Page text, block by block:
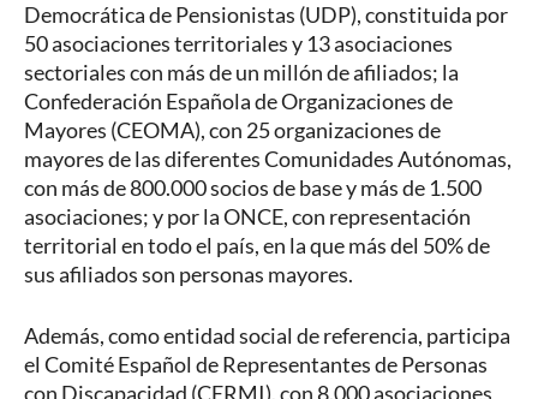
Democrática de Pensionistas (UDP), constituida por
50 asociaciones territoriales y 13 asociaciones
sectoriales con más de un millón de afiliados; la
Confederación Española de Organizaciones de
Mayores (CEOMA), con 25 organizaciones de
mayores de las diferentes Comunidades Autónomas,
con más de 800.000 socios de base y más de 1.500
asociaciones; y por la ONCE, con representación
territorial en todo el país, en la que más del 50% de
sus afiliados son personas mayores.
Además, como entidad social de referencia, participa
el Comité Español de Representantes de Personas
con Discapacidad (CERMI), con 8.000 asociaciones